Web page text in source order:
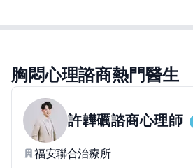
胸悶心理諮商熱門醫生
許韡礪諮商心理師
福安聯合治療所